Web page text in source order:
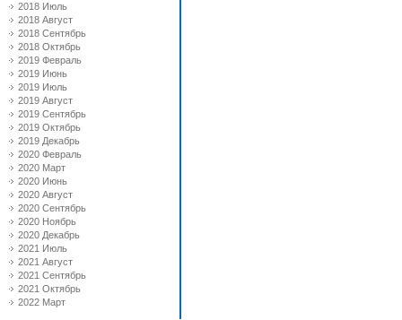
2018 Июль
2018 Август
2018 Сентябрь
2018 Октябрь
2019 Февраль
2019 Июнь
2019 Июль
2019 Август
2019 Сентябрь
2019 Октябрь
2019 Декабрь
2020 Февраль
2020 Март
2020 Июнь
2020 Август
2020 Сентябрь
2020 Ноябрь
2020 Декабрь
2021 Июль
2021 Август
2021 Сентябрь
2021 Октябрь
2022 Март